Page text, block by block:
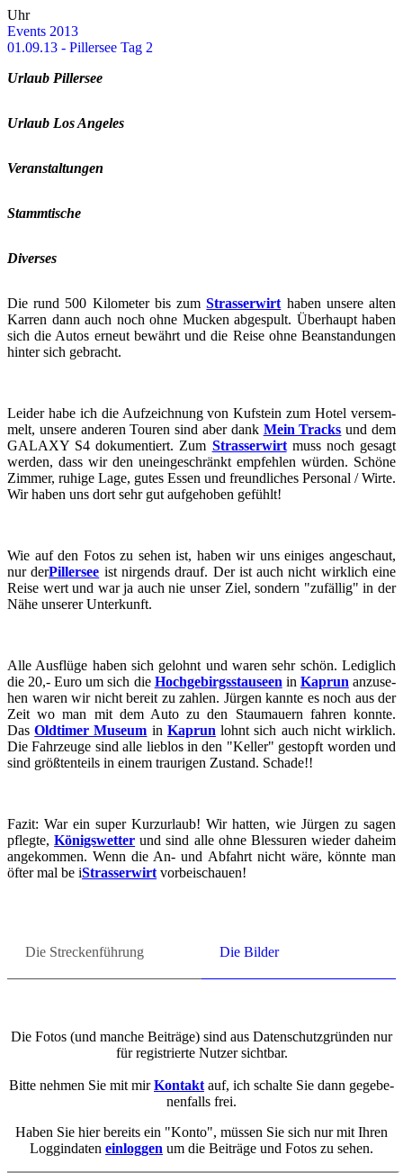
Uhr
Events 2013
01.09.13 - Pil­ler­see Tag 2
Ur­laub Pil­ler­see
Ur­laub Los An­ge­les
Ver­an­stal­tun­gen
Stamm­ti­sche
Di­ver­ses
Die rund 500 Ki­lo­me­ter bis zumStras­ser­wirt haben un­se­re alten
Kar­ren dann auch noch ohne Mu­cken ab­ge­spult. Über­haupt haben
sich die Autos er­neut be­währt und die Reise ohne Be­an­stan­dun­gen
hin­ter sich ge­bracht.
Lei­der habe ich die Auf­zeich­nung von Kuf­stein zum Hotel ver­sem­
melt, un­se­re an­de­ren Tou­ren sind aber dank Mein Tracks und dem
GA­LA­XY S4 do­ku­men­tiert. Zum Stras­ser­wirtmuss noch ge­sagt
wer­den, dass wir den un­ein­ge­schränkt emp­feh­len wür­den. Schö­ne
Zim­mer, ru­hi­ge Lage, gutes Essen und freund­li­ches Per­so­nal / Wirte.
Wir haben uns dort sehr gut auf­ge­ho­ben ge­fühlt!
Wie auf den Fotos zu sehen ist, haben wir uns ei­ni­ges an­ge­schaut,
nur derPil­ler­see ist nir­gends drauf. Der ist auch nicht wirk­lich eine
Reise wert und war ja auch nie unser Ziel, son­dern "zu­fäl­lig" in der
Nähe un­se­rer Un­ter­kunft.
Alle Aus­flü­ge haben sich ge­lohnt und waren sehr schön. Le­dig­lich
die 20,- Euro um sich die Hoch­ge­birgs­stau­se­en in Ka­prun an­zu­se­
hen waren wir nicht be­reit zu zah­len. Jür­gen kann­te es noch aus der
Zeit wo man mit dem Auto zu den Stau­mau­ern fah­ren konn­te.
DasOld­ti­mer Mu­se­um in Ka­prun lohnt sich auch nicht wirk­lich.
Die Fahr­zeu­ge sind alle lieb­los in den "Kel­ler" ge­stopft wor­den und
sind größ­ten­teils in einem trau­ri­gen Zu­stand. Scha­de!!
Fazit: War ein super Kurz­ur­laub! Wir hat­ten, wie Jür­gen zu sagen
pfleg­te,Kö­nigs­wet­ter und sind alle ohne Bles­su­ren wie­der da­heim
an­ge­kom­men. Wenn die An- und Ab­fahrt nicht wäre, könn­te man
öfter mal be iStras­ser­wirt vor­bei­schau­en!
Die Stre­cken­füh­rung Die Bil­der
Die Fotos (und man­che Bei­trä­ge) sind aus Da­ten­schutz­grün­den nur
für re­gis­trier­te Nut­zer sicht­bar.
Bitte neh­men Sie mit mirKon­takt auf, ich schal­te Sie dann ge­ge­be­
nen­falls frei.
Haben Sie hier be­reits ein "Konto", müs­sen Sie sich nur mit Ihren
Loggin­da­ten ein­log­gen um die Bei­trä­ge und Fotos zu sehen.